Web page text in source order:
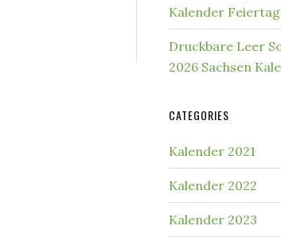
Kalender
Druckbare Leer
2026 Sachsen
CATEGORIES
Kalender 2021
Kalender 2022
Kalender 2023